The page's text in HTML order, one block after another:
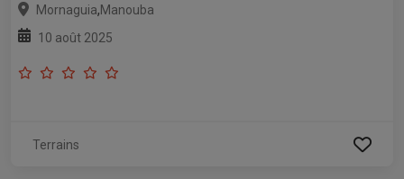
Mornaguia,Manouba
10 août 2025
Terrains